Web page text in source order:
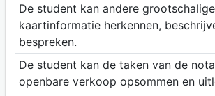
De student kan andere grootschalige
kaartinformatie herkennen,
bespreken.
De student kan de taken van de
openbare verkoop opsommen en